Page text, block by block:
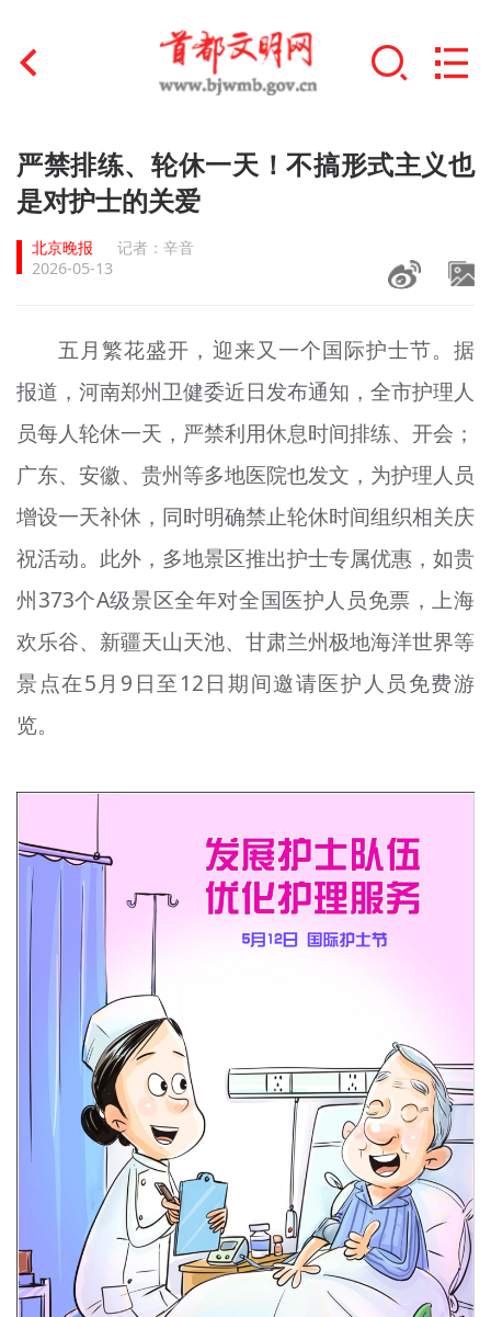
首页
文明创建
文明实践
未成年人思想道德建设
榜样人物
+
身边好人
文明评论
北京宣传文化引导基金
专题
资料库
严禁排练、轮休一天！不搞形式主义也
是对护士的关爱
北京晚报
记者：辛音
2026-05-13
五月繁花盛开，迎来又一个国际护士节。据
报道，河南郑州卫健委近日发布通知，全市护理人
员每人轮休一天，严禁利用休息时间排练、开会；
广东、安徽、贵州等多地医院也发文，为护理人员
增设一天补休，同时明确禁止轮休时间组织相关庆
祝活动。此外，多地景区推出护士专属优惠，如贵
州373个A级景区全年对全国医护人员免票，上海
欢乐谷、新疆天山天池、甘肃兰州极地海洋世界等
景点在5月9日至12日期间邀请医护人员免费游
览。